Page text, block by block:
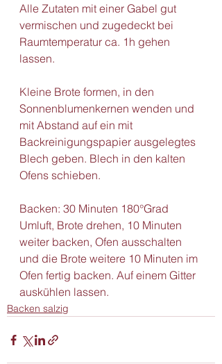
Alle Zutaten mit einer Gabel gut
vermischen und zugedeckt bei
Raumtemperatur ca. 1h gehen
lassen.
Kleine Brote formen, in den
Sonnenblumenkernen wenden und
mit Abstand auf ein mit
Backreinigungspapier ausgelegtes
Blech geben. Blech in den kalten
Ofens schieben.
Backen: 30 Minuten 180°Grad
Umluft, Brote drehen, 10 Minuten
weiter backen, Ofen ausschalten
und die Brote weitere 10 Minuten im
Ofen fertig backen. Auf einem Gitter
auskühlen lassen.
Backen salzig